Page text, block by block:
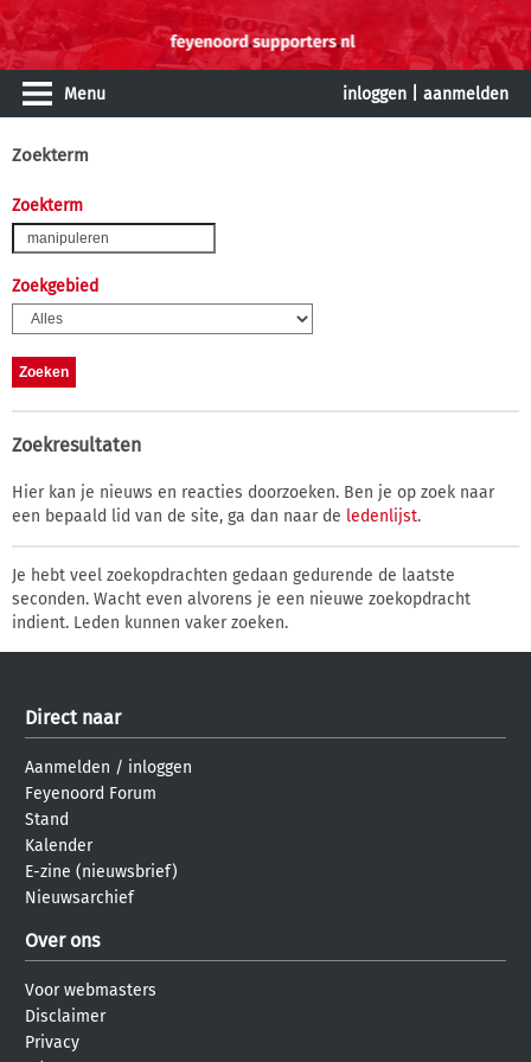
Menu inloggen aanmelden
Zoekterm
Zoekterm
Zoekgebied
Zoekresultaten
Hier kan je nieuws en reacties doorzoeken. Ben je op zoek naar
een bepaald lid van de site, ga dan naar de ledenlijst.
Je hebt veel zoekopdrachten gedaan gedurende de laatste
seconden. Wacht even alvorens je een nieuwe zoekopdracht
indient. Leden kunnen vaker zoeken.
Direct naar
Aanmelden / inloggen
Feyenoord Forum
Stand
Kalender
E-zine (nieuwsbrief)
Nieuwsarchief
Over ons
Voor webmasters
Disclaimer
Privacy